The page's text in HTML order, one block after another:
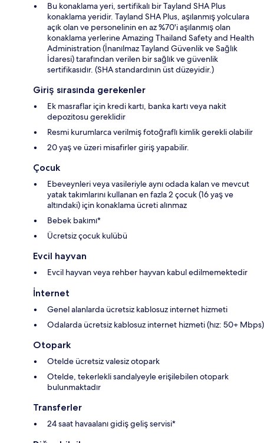
Bu konaklama yeri, sertifikalı bir Tayland SHA Plus
konaklama yeridir. Tayland SHA Plus, aşılanmış yolculara
açık olan ve personelinin en az %70'i aşılanmış olan
konaklama yerlerine Amazing Thailand Safety and Health
Administration (İnanılmaz Tayland Güvenlik ve Sağlık
İdaresi) tarafından verilen bir sağlık ve güvenlik
sertifikasıdır. (SHA standardının üst düzeyidir.)
Giriş sırasında gerekenler
Ek masraflar için kredi kartı, banka kartı veya nakit
depozitosu gereklidir
Resmi kurumlarca verilmiş fotoğraflı kimlik gerekli olabilir
20 yaş ve üzeri misafirler giriş yapabilir.
Çocuk
Ebeveynleri veya vasileriyle aynı odada kalan ve mevcut
yatak takımlarını kullanan en fazla 2 çocuk (16 yaş ve
altındaki) için konaklama ücreti alınmaz
Bebek bakımı*
Ücretsiz çocuk kulübü
Evcil hayvan
Evcil hayvan veya rehber hayvan kabul edilmemektedir
İnternet
Genel alanlarda ücretsiz kablosuz internet hizmeti
Odalarda ücretsiz kablosuz internet hizmeti (hız: 50+ Mbps)
Otopark
Otelde ücretsiz valesiz otopark
Otelde, tekerlekli sandalyeyle erişilebilen otopark
bulunmaktadır
Transferler
24 saat havaalanı gidiş geliş servisi*